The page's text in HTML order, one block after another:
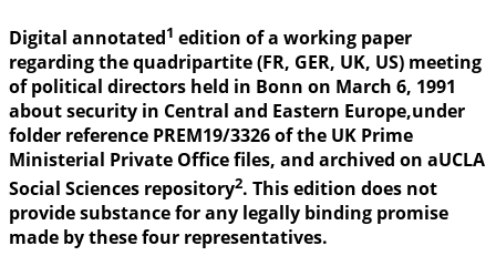
Digital annotated1 edition of a working paper
regarding the quadripartite (FR, GER, UK, US) meeting
of political directors held in Bonn on March 6, 1991
about security in Central and Eastern Europe,under
folder reference PREM19/3326 of the UK Prime
Ministerial Private Office files, and archived on aUCLA
Social Sciences repository2. This edition does not
provide substance for any legally binding promise
made by these four representatives.